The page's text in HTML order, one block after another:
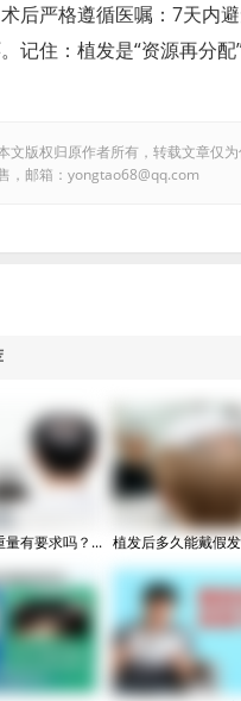
后严格遵循医嘱：7天内
记住：植发是“资源再分
文版权归原作者所有，转载文章仅
，邮箱：yongtao68@qq.com
量有要求吗？... 植发后多久能戴假